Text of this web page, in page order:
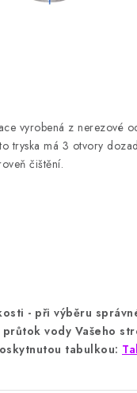
vyrobená z nerezové
tryska má 3 otvory
čištění.
- při výběru
vody Vašeho
tabulkou: